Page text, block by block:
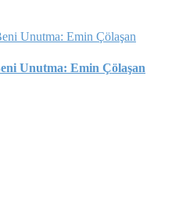
Unutma: Emin Çölaşan